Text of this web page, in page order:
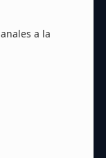
a la